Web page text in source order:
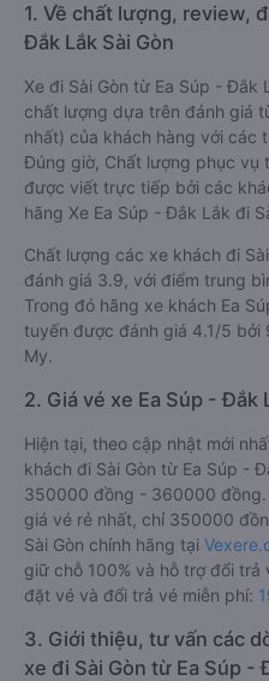
1. Về chất lượng, review,
Đắk Lắk Sài Gòn
Xe đi Sài Gòn từ Ea Súp -
chất lượng dựa trên đánh giá
nhất) của khách hàng với các
Đúng giờ, Chất lượng phục vụ
được viết trực tiếp bởi các
hãng Xe Ea Súp - Đắk Lắk đi
Chất lượng các xe khách đi
đánh giá 3.9, với điểm trung
Trong đó hãng xe khách Ea
tuyến được đánh giá 4.1/5 bởi
My.
2. Giá vé xe Ea Súp - Đắk
Hiện tại, theo cập nhật mới
khách đi Sài Gòn từ Ea Súp -
350000 đồng - 360000 đồng.
giá vé rẻ nhất, chỉ 350000
Sài Gòn chính hãng tại
giữ chỗ 100% và hỗ trợ đổi trả
đặt vé và đổi trả vé miễn phí:
3. Giới thiệu, tư vấn các
xe đi Sài Gòn từ Ea Súp -